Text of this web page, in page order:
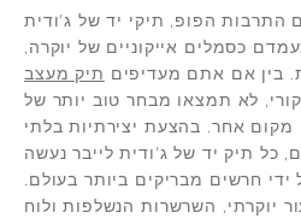
התרבות הפופ, תיקי יד של ג'ודית
כסמלים אייקוניים של יוקרה,
בין אם אתם מעדיפים תיק מעצב
לא תמצאו מבחר טוב יותר של
מקום אחר. בהצעת יצירתיות בלתי
כל תיק יד של ג'ודית לייבר נעשה
ידי חרשים מבריקים ביותר בעולם.
יוקרתי, השרשרות הנשלפות ולוח